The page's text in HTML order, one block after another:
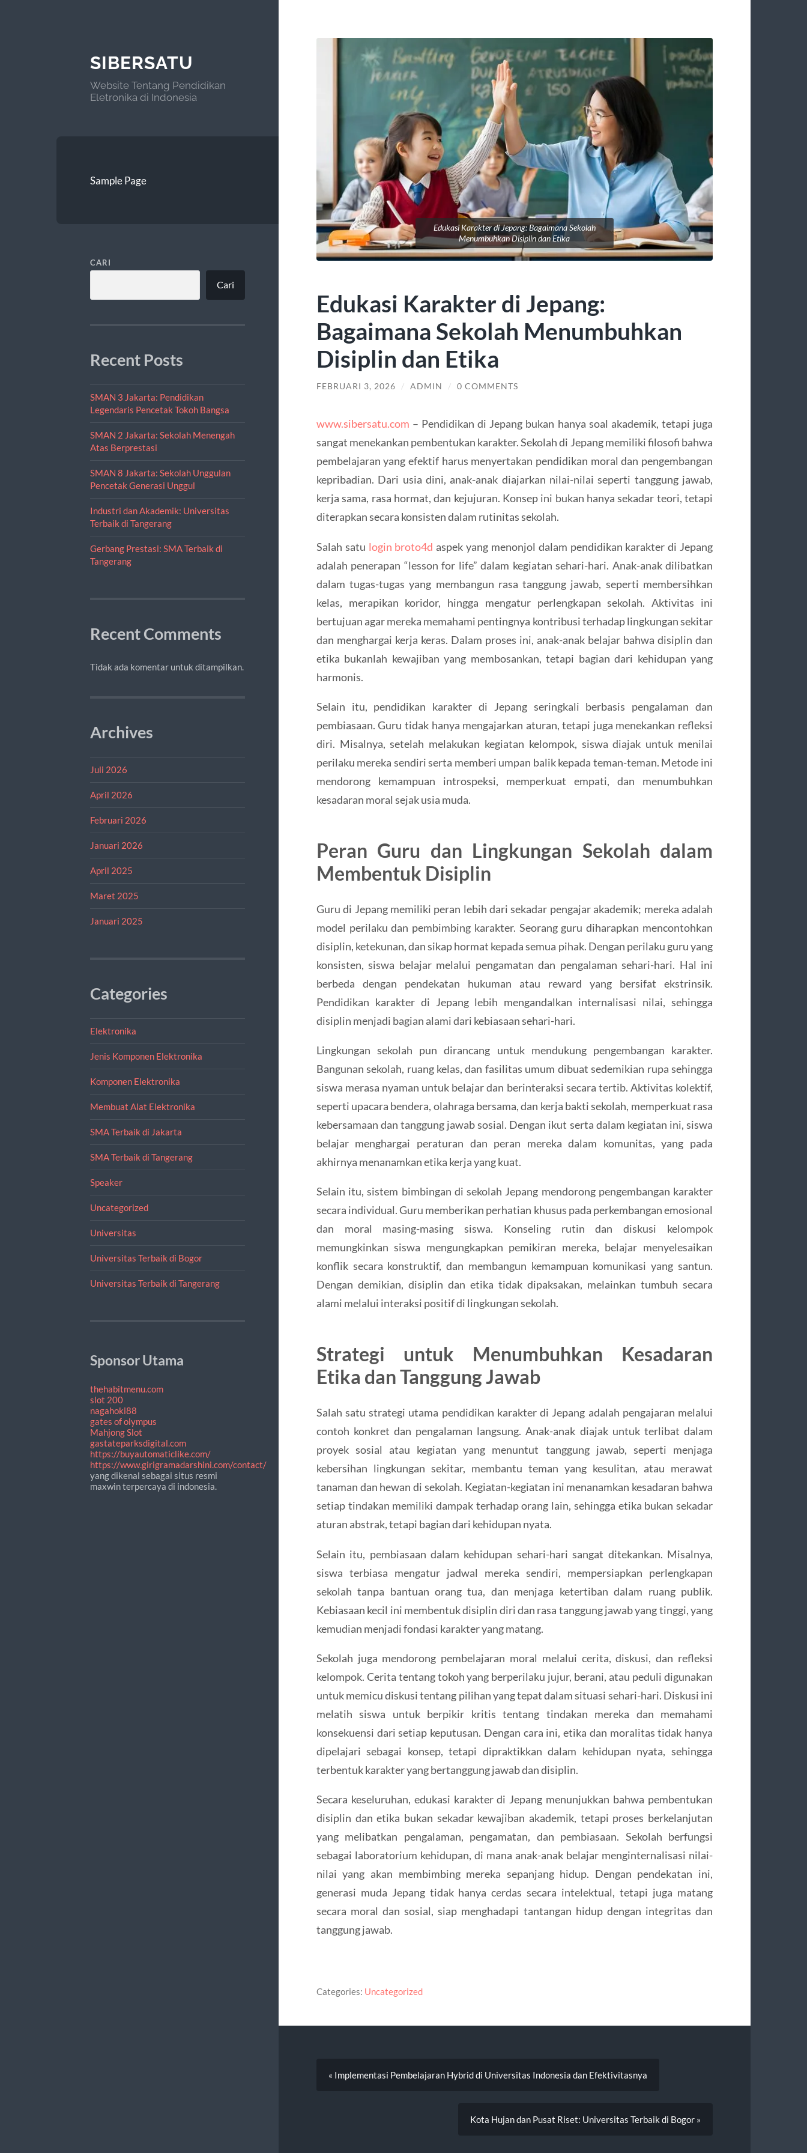
SIBERSATU
Website Tentang Pendidikan
Eletronika di Indonesia
Sample Page
CARI
Cari
Recent Posts
SMAN 3 Jakarta: Pendidikan
Legendaris Pencetak Tokoh Bangsa
SMAN 2 Jakarta: Sekolah Menengah
Atas Berprestasi
SMAN 8 Jakarta: Sekolah Unggulan
Pencetak Generasi Unggul
Industri dan Akademik: Universitas
Terbaik di Tangerang
Gerbang Prestasi: SMA Terbaik di
Tangerang
Recent Comments
Tidak ada komentar untuk ditampilkan.
Archives
Juli 2026
April 2026
Februari 2026
Januari 2026
April 2025
Maret 2025
Januari 2025
Categories
Elektronika
Jenis Komponen Elektronika
Komponen Elektronika
Membuat Alat Elektronika
SMA Terbaik di Jakarta
SMA Terbaik di Tangerang
Speaker
Uncategorized
Universitas
Universitas Terbaik di Bogor
Universitas Terbaik di Tangerang
Sponsor Utama
thehabitmenu.com
slot 200
nagahoki88
gates of olympus
Mahjong Slot
gastateparksdigital.com
https://buyautomaticlike.com/
https://www.girigramadarshini.com/contact/
yang dikenal sebagai situs resmi
maxwin terpercaya di indonesia.
Edukasi Karakter di Jepang: Bagaimana Sekolah
Menumbuhkan Disiplin dan Etika
Edukasi Karakter di Jepang:
Bagaimana Sekolah Menumbuhkan
Disiplin dan Etika
FEBRUARI 3, 2026 / ADMIN / 0 COMMENTS
www.sibersatu.com – Pendidikan di Jepang bukan hanya soal akademik, tetapi juga
sangat menekankan pembentukan karakter. Sekolah di Jepang memiliki filosofi bahwa
pembelajaran yang efektif harus menyertakan pendidikan moral dan pengembangan
kepribadian. Dari usia dini, anak-anak diajarkan nilai-nilai seperti tanggung jawab,
kerja sama, rasa hormat, dan kejujuran. Konsep ini bukan hanya sekadar teori, tetapi
diterapkan secara konsisten dalam rutinitas sekolah.
Salah satu login broto4d aspek yang menonjol dalam pendidikan karakter di Jepang
adalah penerapan “lesson for life” dalam kegiatan sehari-hari. Anak-anak dilibatkan
dalam tugas-tugas yang membangun rasa tanggung jawab, seperti membersihkan
kelas, merapikan koridor, hingga mengatur perlengkapan sekolah. Aktivitas ini
bertujuan agar mereka memahami pentingnya kontribusi terhadap lingkungan sekitar
dan menghargai kerja keras. Dalam proses ini, anak-anak belajar bahwa disiplin dan
etika bukanlah kewajiban yang membosankan, tetapi bagian dari kehidupan yang
harmonis.
Selain itu, pendidikan karakter di Jepang seringkali berbasis pengalaman dan
pembiasaan. Guru tidak hanya mengajarkan aturan, tetapi juga menekankan refleksi
diri. Misalnya, setelah melakukan kegiatan kelompok, siswa diajak untuk menilai
perilaku mereka sendiri serta memberi umpan balik kepada teman-teman. Metode ini
mendorong kemampuan introspeksi, memperkuat empati, dan menumbuhkan
kesadaran moral sejak usia muda.
Peran Guru dan Lingkungan Sekolah dalam
Membentuk Disiplin
Guru di Jepang memiliki peran lebih dari sekadar pengajar akademik; mereka adalah
model perilaku dan pembimbing karakter. Seorang guru diharapkan mencontohkan
disiplin, ketekunan, dan sikap hormat kepada semua pihak. Dengan perilaku guru yang
konsisten, siswa belajar melalui pengamatan dan pengalaman sehari-hari. Hal ini
berbeda dengan pendekatan hukuman atau reward yang bersifat ekstrinsik.
Pendidikan karakter di Jepang lebih mengandalkan internalisasi nilai, sehingga
disiplin menjadi bagian alami dari kebiasaan sehari-hari.
Lingkungan sekolah pun dirancang untuk mendukung pengembangan karakter.
Bangunan sekolah, ruang kelas, dan fasilitas umum dibuat sedemikian rupa sehingga
siswa merasa nyaman untuk belajar dan berinteraksi secara tertib. Aktivitas kolektif,
seperti upacara bendera, olahraga bersama, dan kerja bakti sekolah, memperkuat rasa
kebersamaan dan tanggung jawab sosial. Dengan ikut serta dalam kegiatan ini, siswa
belajar menghargai peraturan dan peran mereka dalam komunitas, yang pada
akhirnya menanamkan etika kerja yang kuat.
Selain itu, sistem bimbingan di sekolah Jepang mendorong pengembangan karakter
secara individual. Guru memberikan perhatian khusus pada perkembangan emosional
dan moral masing-masing siswa. Konseling rutin dan diskusi kelompok
memungkinkan siswa mengungkapkan pemikiran mereka, belajar menyelesaikan
konflik secara konstruktif, dan membangun kemampuan komunikasi yang santun.
Dengan demikian, disiplin dan etika tidak dipaksakan, melainkan tumbuh secara
alami melalui interaksi positif di lingkungan sekolah.
Strategi untuk Menumbuhkan Kesadaran
Etika dan Tanggung Jawab
Salah satu strategi utama pendidikan karakter di Jepang adalah pengajaran melalui
contoh konkret dan pengalaman langsung. Anak-anak diajak untuk terlibat dalam
proyek sosial atau kegiatan yang menuntut tanggung jawab, seperti menjaga
kebersihan lingkungan sekitar, membantu teman yang kesulitan, atau merawat
tanaman dan hewan di sekolah. Kegiatan-kegiatan ini menanamkan kesadaran bahwa
setiap tindakan memiliki dampak terhadap orang lain, sehingga etika bukan sekadar
aturan abstrak, tetapi bagian dari kehidupan nyata.
Selain itu, pembiasaan dalam kehidupan sehari-hari sangat ditekankan. Misalnya,
siswa terbiasa mengatur jadwal mereka sendiri, mempersiapkan perlengkapan
sekolah tanpa bantuan orang tua, dan menjaga ketertiban dalam ruang publik.
Kebiasaan kecil ini membentuk disiplin diri dan rasa tanggung jawab yang tinggi, yang
kemudian menjadi fondasi karakter yang matang.
Sekolah juga mendorong pembelajaran moral melalui cerita, diskusi, dan refleksi
kelompok. Cerita tentang tokoh yang berperilaku jujur, berani, atau peduli digunakan
untuk memicu diskusi tentang pilihan yang tepat dalam situasi sehari-hari. Diskusi ini
melatih siswa untuk berpikir kritis tentang tindakan mereka dan memahami
konsekuensi dari setiap keputusan. Dengan cara ini, etika dan moralitas tidak hanya
dipelajari sebagai konsep, tetapi dipraktikkan dalam kehidupan nyata, sehingga
terbentuk karakter yang bertanggung jawab dan disiplin.
Secara keseluruhan, edukasi karakter di Jepang menunjukkan bahwa pembentukan
disiplin dan etika bukan sekadar kewajiban akademik, tetapi proses berkelanjutan
yang melibatkan pengalaman, pengamatan, dan pembiasaan. Sekolah berfungsi
sebagai laboratorium kehidupan, di mana anak-anak belajar menginternalisasi nilai-
nilai yang akan membimbing mereka sepanjang hidup. Dengan pendekatan ini,
generasi muda Jepang tidak hanya cerdas secara intelektual, tetapi juga matang
secara moral dan sosial, siap menghadapi tantangan hidup dengan integritas dan
tanggung jawab.
Categories: Uncategorized
« Implementasi Pembelajaran Hybrid di Universitas Indonesia dan Efektivitasnya
Kota Hujan dan Pusat Riset: Universitas Terbaik di Bogor »